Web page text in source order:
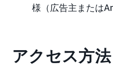
様（広告主または
アクセス方法